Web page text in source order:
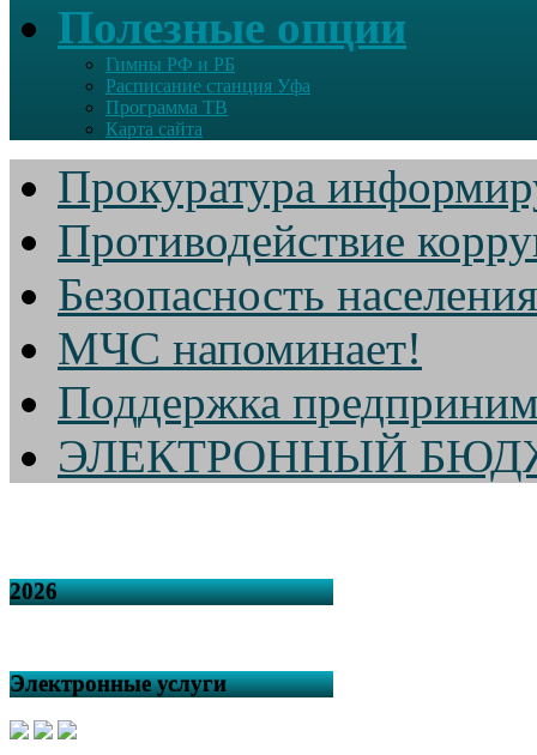
Полезные опции
Гимны РФ и РБ
Расписание станция Уфа
Программа ТВ
Карта сайта
Прокуратура
Противодействие
Безопасность населения
МЧС напоминает!
Поддержка
ЭЛЕКТРОННЫЙ
2026
Электронные услуги